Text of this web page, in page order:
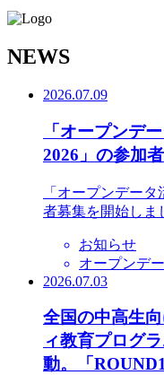
NEWS
2026.07.09
「オープンデ
2026」の参加
「オープンデー
者募集を開始しま
お知らせ
オープンデ
2026.07.03
全国の中高生
ィ教育プログ
動。「